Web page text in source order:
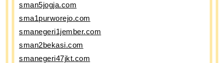
sman5jogja.com
sma1purworejo.com
smanegeri1jember.com
sman2bekasi.com
smanegeri47jkt.com